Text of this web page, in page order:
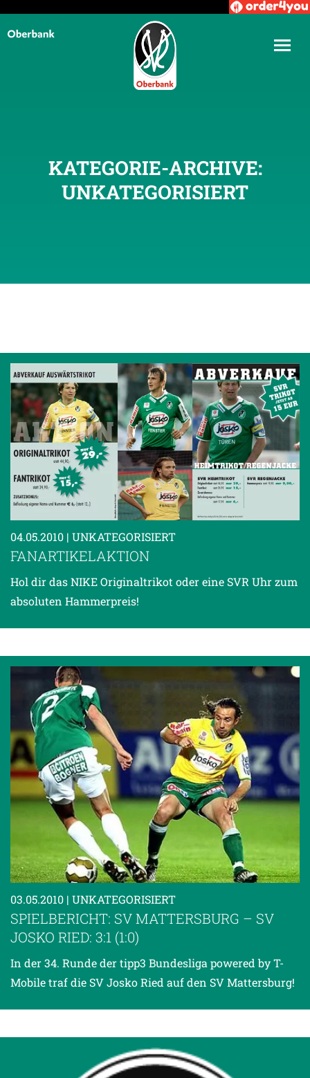
KATEGORIE-ARCHIVE:
UNKATEGORISIERT
04.05.2010 | UNKATEGORISIERT
FANARTIKELAKTION
Hol dir das NIKE Originaltrikot oder eine SVR Uhr zum
absoluten Hammerpreis!
03.05.2010 | UNKATEGORISIERT
SPIELBERICHT: SV MATTERSBURG – SV
JOSKO RIED: 3:1 (1:0)
In der 34. Runde der tipp3 Bundesliga powered by T-
Mobile traf die SV Josko Ried auf den SV Mattersburg!